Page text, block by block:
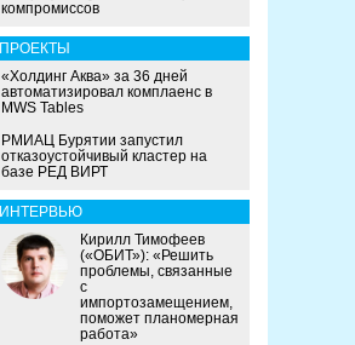
компромиссов
ПРОЕКТЫ
«Холдинг Аква» за 36 дней
автоматизировал комплаенс в
MWS Tables
РМИАЦ Бурятии запустил
отказоустойчивый кластер на
базе РЕД ВИРТ
ИНТЕРВЬЮ
Кирилл Тимофеев
(«ОБИТ»): «Решить
проблемы, связанные
с
импортозамещением,
поможет планомерная
работа»